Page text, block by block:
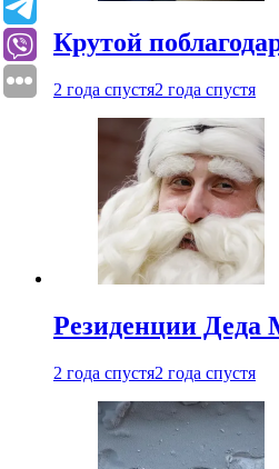
Крутой
2 года спустя2 года спустя
Резиденции Деда
2 года спустя2 года спустя